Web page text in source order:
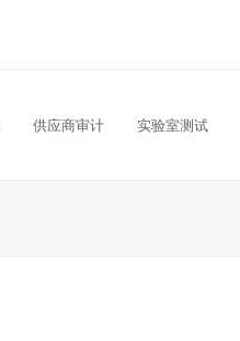
供应商审计 实验室测试